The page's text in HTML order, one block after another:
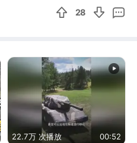
28
22.7万 次播放 00:52